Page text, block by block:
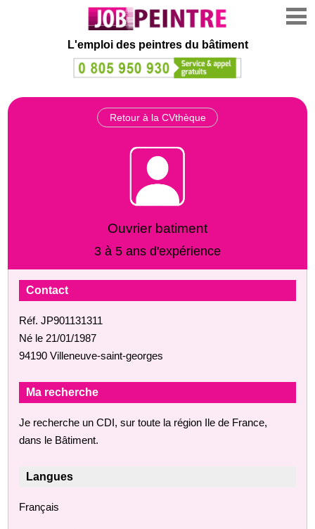
L'emploi des peintres du bâtiment
Retour à la CVthèque
Ouvrier batiment
3 à 5 ans d'expérience
Contact
Réf. JP901131311
Né le 21/01/1987
94190 Villeneuve-saint-georges
Ma recherche
Je recherche un CDI, sur toute la région Ile de France,
dans le Bâtiment.
Langues
Français